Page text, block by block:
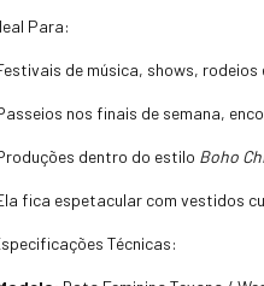
Para:
de música, shows,
nos finais de semana,
dentro do estilo Boho
fica espetacular com vestidos
Técnicas: